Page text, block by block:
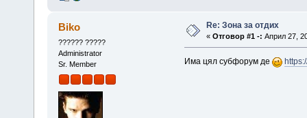
Biko
?????? ?????
Administrator
Sr. Member
Re: Зона за отдих
« Отговор #1 -: Април 27,
Има цял субфорум де